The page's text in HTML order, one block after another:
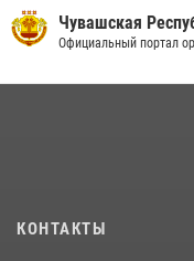
14 июля 2026, 13:09 3
программы «Время
27 июля 2026, 05:05
Чувашская
Официальный портал
КОНТАКТЫ